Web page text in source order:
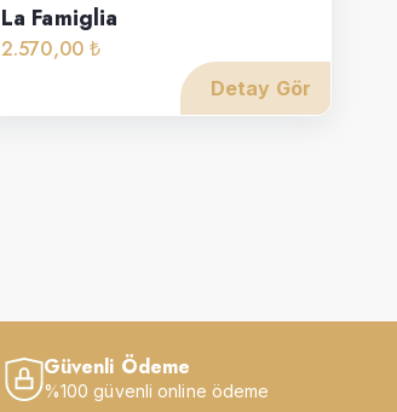
La Famiglia
2.570,00 ₺
Detay Gör
Güvenli Ödeme
%100 güvenli online ödeme